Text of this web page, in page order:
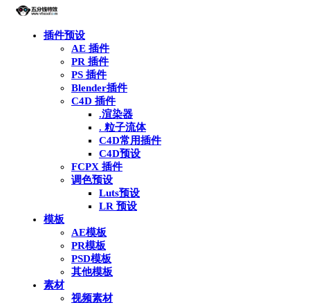
插件预设
AE 插件
PR 插件
PS 插件
Blender插件
C4D 插件
.渲染器
. 粒子流体
C4D常用插件
C4D预设
FCPX 插件
调色预设
Luts预设
LR 预设
模板
AE模板
PR模板
PSD模板
其他模板
素材
视频素材